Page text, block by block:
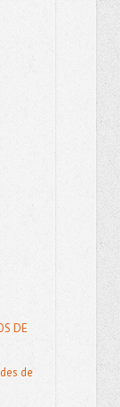
DE
de